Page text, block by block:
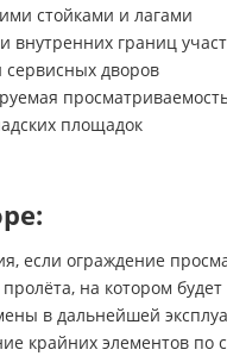
стойками и лагами
внутренних границ
сервисных дворов
площадок
если ограждение
на котором
в дальнейшей
крайних элементов по